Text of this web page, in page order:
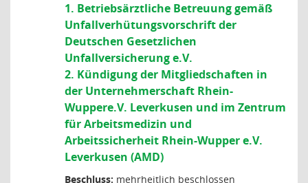
1. Betriebsärztliche Betreuung gemäß
Unfallverhütungsvorschrift der
Deutschen Gesetzlichen
Unfallversicherung e.V.
2. Kündigung der Mitgliedschaften in
der Unternehmerschaft Rhein-
Wuppere.V. Leverkusen und im Zentrum
für Arbeitsmedizin und
Arbeitssicherheit Rhein-Wupper e.V.
Leverkusen (AMD)
Beschluss: mehrheitlich beschlossen